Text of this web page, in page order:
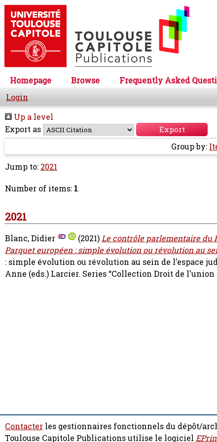
Homepage Browse Frequently Asked
Login
Up a level
Export as
Group by:
Jump to: 2021
Number of items: 1.
2021
Blanc, Didier (2021)Le contrôle parlementaire du
Parquet européen : simple évolution ou révolution au
: simple évolution ou révolution au sein de l’espace
Anne (eds.) Larcier. Series “Collection Droit de l'union
Contacter les gestionnaires fonctionnels du dépôt/
Toulouse Capitole Publications utilise le logiciel